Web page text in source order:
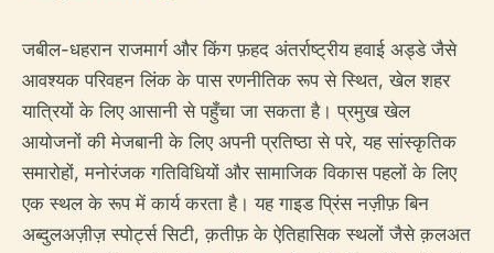
जबील-धहरान राजमार्ग और किंग फ़हद अंतर्राष्ट्रीय हवाई अड्डे जैसे
आवश्यक परिवहन लिंक के पास रणनीतिक रूप से स्थित, खेल शहर
यात्रियों के लिए आसानी से पहुँचा जा सकता है। प्रमुख खेल
आयोजनों की मेजबानी के लिए अपनी प्रतिष्ठा से परे, यह सांस्कृतिक
समारोहों, मनोरंजक गतिविधियों और सामाजिक विकास पहलों के लिए
एक स्थल के रूप में कार्य करता है। यह गाइड प्रिंस नज़ीफ़ बिन
अब्दुलअज़ीज़ स्पोर्ट्स सिटी, क़तीफ़ के ऐतिहासिक स्थलों जैसे क़लअत